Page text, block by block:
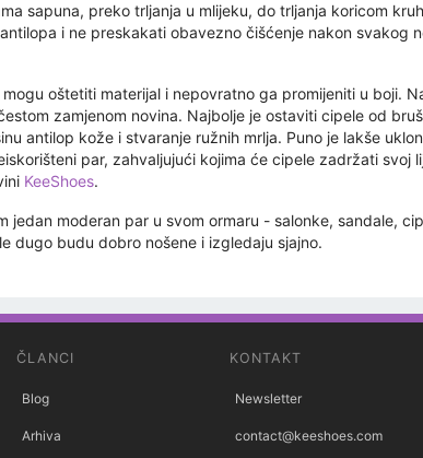
sapuna, preko trljanja u mlijeku, do trljanja koricom
i ne preskakati obavezno čišćenje nakon svakog
oštetiti materijal i nepovratno ga promijeniti u boji.
zamjenom novina. Najbolje je ostaviti cipele od
antilop kože i stvaranje ružnih mrlja. Puno je lakše
par, zahvaljujući kojima će cipele zadržati svoj
KeeShoes.
moderan par u svom ormaru - salonke, sandale,
dugo budu dobro nošene i izgledaju sjajno.
ČLANCI
Blog
Arhiva
KONTAKT
Newsletter
contact@keeshoes.com